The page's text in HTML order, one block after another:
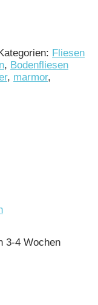
Fliesen
, Bodenfliesen
, marmor,
3-4 Wochen